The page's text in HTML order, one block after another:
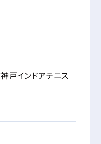
戸インドアテニス